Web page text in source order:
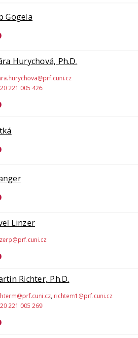
Gogela
Hurychová, Ph.D.
221 005 426
Linzer
Richter, Ph.D.
, richtem1@prf.cuni.cz
221 005 269